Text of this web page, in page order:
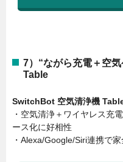
7）“ながら充電＋空
Table
SwitchBot 空気清浄機
・空気清浄＋ワイヤレス充
ース化に好相性
・Alexa/Google/Siri連携で